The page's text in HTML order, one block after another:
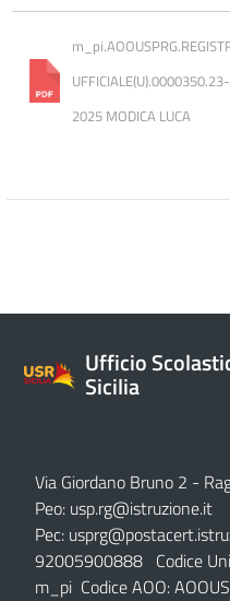
2025 MODICA LUCA
Ufficio
Sicilia
Via Giordano Bruno 2 -
Peo: usp.rg@istruzione.it
Pec:
92005900888 Codice
m_pi Codice AOO: